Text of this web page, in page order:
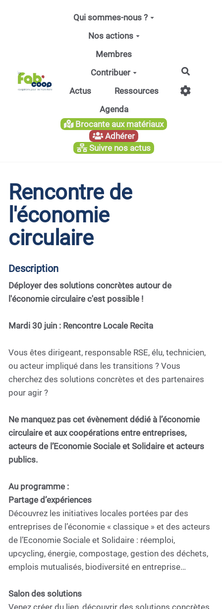
Aller au contenu principal
Qui sommes-nous ?
Nos actions
Membres
Contribuer
Actus
Ressources
Agenda
Brocante aux matériaux
Adhérer
Suivre nos actus
Rencontre de
l'économie
circulaire
Description
Déployer des solutions concrètes autour de
l'économie circulaire c'est possible !
Mardi 30 juin : Rencontre Locale Recita
Vous êtes dirigeant, responsable RSE, élu, technicien,
ou acteur impliqué dans les transitions ? Vous
cherchez des solutions concrètes et des partenaires
pour agir ?
Ne manquez pas cet évènement dédié à l’économie
circulaire et aux coopérations entre entreprises,
acteurs de l’Economie Sociale et Solidaire et acteurs
publics.
Au programme :
Partage d’expériences
Découvrez les initiatives locales portées par des
entreprises de l’économie « classique » et des acteurs
de l’Economie Sociale et Solidaire : réemploi,
upcycling, énergie, compostage, gestion des déchets,
emplois mutualisés, biodiversité en entreprise…
Salon des solutions
Venez créer du lien, découvrir des solutions concrètes